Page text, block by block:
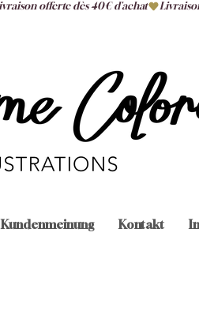
Kundenmeinung Kontakt